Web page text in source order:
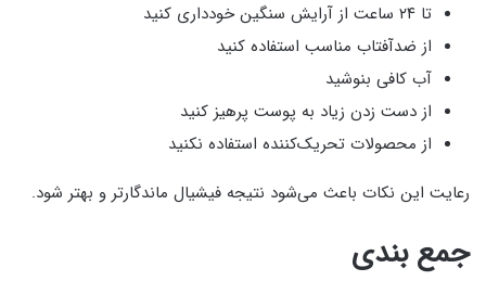
تا ۲۴ ساعت از آرایش سنگین خودداری کنید
از ضدآفتاب مناسب استفاده کنید
آب کافی بنوشید
از دست زدن زیاد به پوست پرهیز کنید
از محصولات تحریک‌کننده استفاده نکنید
رعایت این نکات باعث می‌شود نتیجه فیشیال ماندگارتر و بهتر شود.
جمع‌ بندی